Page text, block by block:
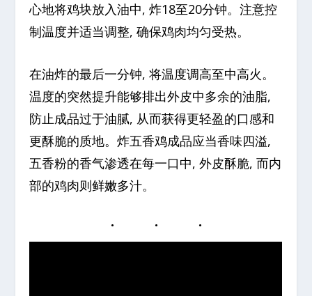
心地将鸡块放入油中, 炸18至20分钟。注意控
制温度并适当调整, 确保鸡肉均匀受热。
在油炸的最后一分钟, 将温度调高至中高火。
温度的突然提升能够排出外皮中多余的油脂,
防止成品过于油腻, 从而获得更轻盈的口感和
更酥脆的质地。炸五香鸡成品应当香味四溢,
五香粉的香气渗透在每一口中, 外皮酥脆, 而内
部的鸡肉则鲜嫩多汁。